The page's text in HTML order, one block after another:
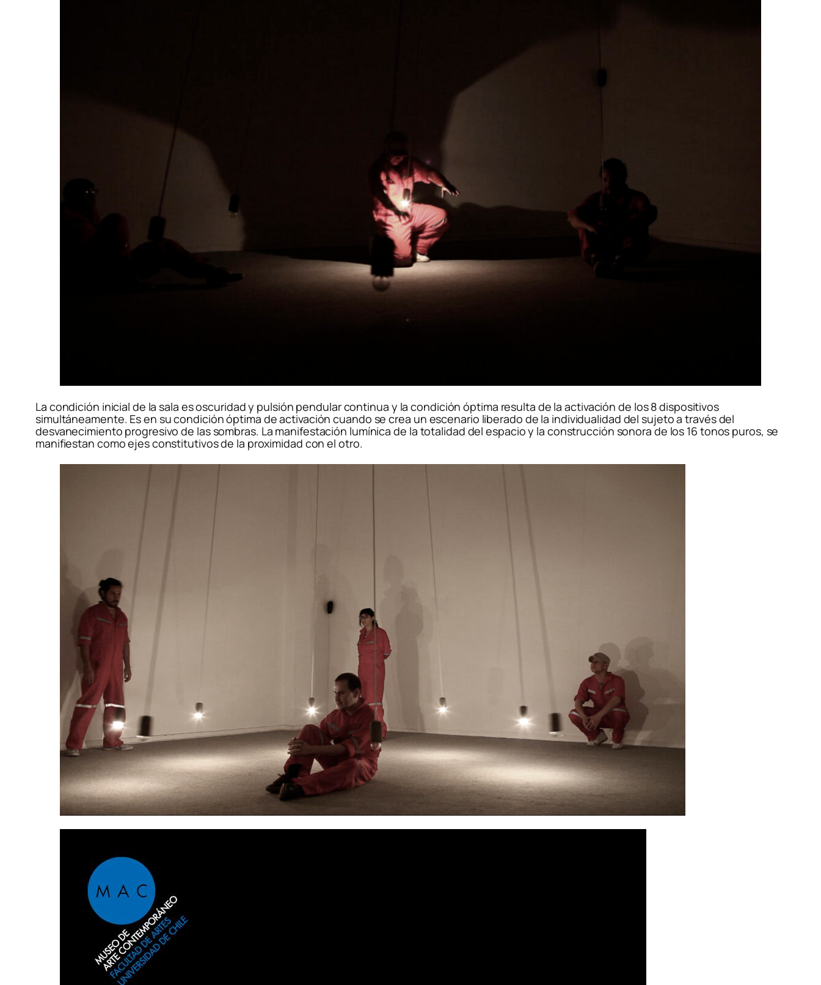
La condición inicial de la sala es oscuridad y pulsión pendular continua y la condición óptima resulta de la activación de los 8 dispositivos
simultáneamente. Es en su condición óptima de activación cuando se crea un escenario liberado de la individualidad del sujeto a través del
desvanecimiento progresivo de las sombras. La manifestación lumínica de la totalidad del espacio y la construcción sonora de los 16 tonos puros, se
manifiestan como ejes constitutivos de la proximidad con el otro.